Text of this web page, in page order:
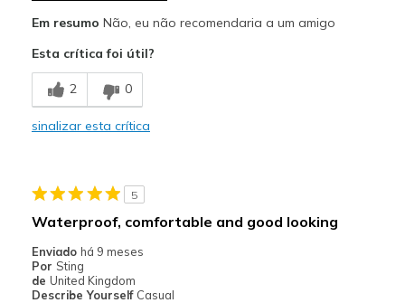
Wear Out Quickly
Melhores utilizações
Casual Wear
Width
Feels true to width
Em resumo Não, eu não recomendaria a um amigo
Esta crítica foi útil?
2 0
sinalizar esta crítica
5
Waterproof, comfortable and good looking
Enviado há 9 meses
Por Sting
de United Kingdom
Describe Yourself Casual